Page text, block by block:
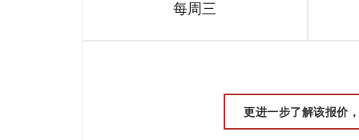
每周三
更进一步了解该报价